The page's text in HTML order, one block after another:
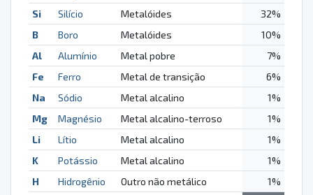
Si
Silício Metalóides
32%
B
Boro Metalóides
10%
Al
Alumínio Metal pobre
7%
Fe
Ferro Metal de transição
6%
Na
Sódio Metal alcalino
1%
Mg
Magnésio Metal alcalino-terroso
1%
Li
Lítio Metal alcalino
1%
K
Potássio Metal alcalino
1%
H
Hidrogênio Outro não metálico
1%